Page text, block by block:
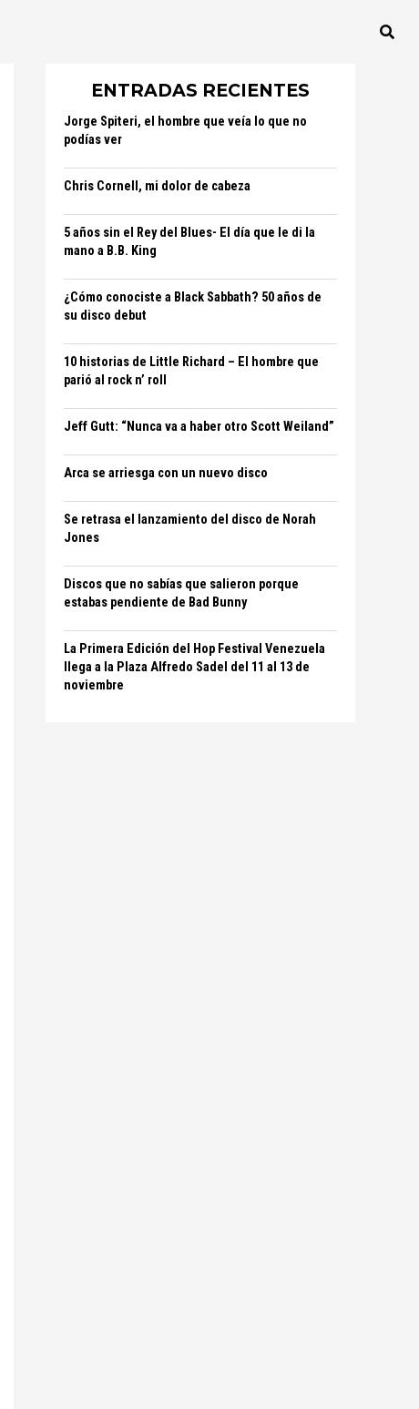
ENTRADAS RECIENTES
Jorge Spiteri, el hombre que veía lo que no
podías ver
Chris Cornell, mi dolor de cabeza
5 años sin el Rey del Blues- El día que le di la
mano a B.B. King
¿Cómo conociste a Black Sabbath? 50 años de
su disco debut
10 historias de Little Richard – El hombre que
parió al rock n’ roll
Jeff Gutt: “Nunca va a haber otro Scott Weiland”
Arca se arriesga con un nuevo disco
Se retrasa el lanzamiento del disco de Norah
Jones
Discos que no sabías que salieron porque
estabas pendiente de Bad Bunny
La Primera Edición del Hop Festival Venezuela
llega a la Plaza Alfredo Sadel del 11 al 13 de
noviembre